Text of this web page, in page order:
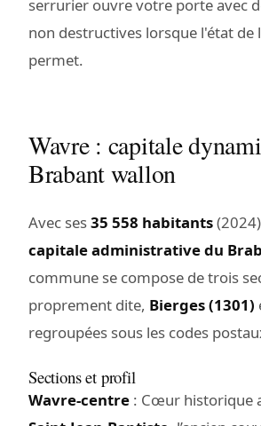
serrurier ouvre votre porte avec
non destructives lorsque l'état de
permet.
Wavre : capitale
Brabant wallon
Avec ses35 558 habitants
capitale administrative du
commune se compose de trois
proprement dite, Bierges (1301)
regroupées sous les codes
Sections et profil
Wavre-centre : Cœur historique